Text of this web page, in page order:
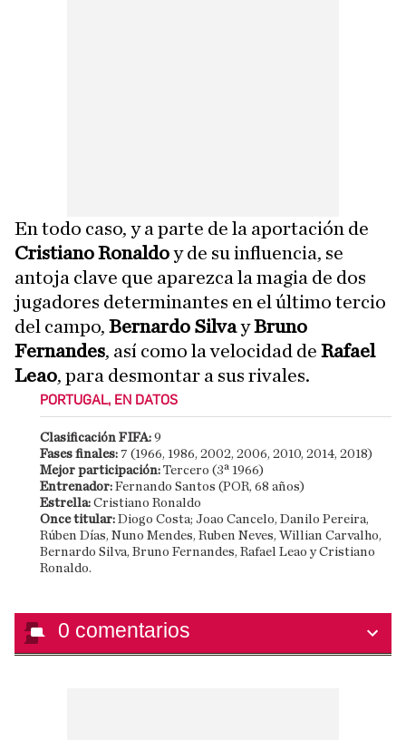
En todo caso, y a parte de la aportación de
Cristiano Ronaldoy de su influencia, se
antoja clave que aparezca la magia de dos
jugadores determinantes en el último tercio
del campo, Bernardo SilvayBruno
Fernandes, así como la velocidad de Rafael
Leao, para desmontar a sus rivales.
PORTUGAL, EN DATOS
Clasificación FIFA: 9
Fases finales: 7 (1966, 1986, 2002, 2006, 2010, 2014, 2018)
Mejor participación: Tercero (3ª 1966)
Entrenador: Fernando Santos (POR, 68 años)
Estrella: Cristiano Ronaldo
Once titular: Diogo Costa; Joao Cancelo, Danilo Pereira,
Rúben Días, Nuno Mendes, Ruben Neves, Willian Carvalho,
Bernardo Silva, Bruno Fernandes, Rafael Leao y Cristiano
Ronaldo.
0 comentarios